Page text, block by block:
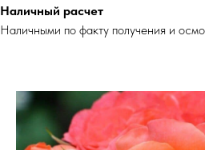
Наличный расчет
Наличными по факту получения и